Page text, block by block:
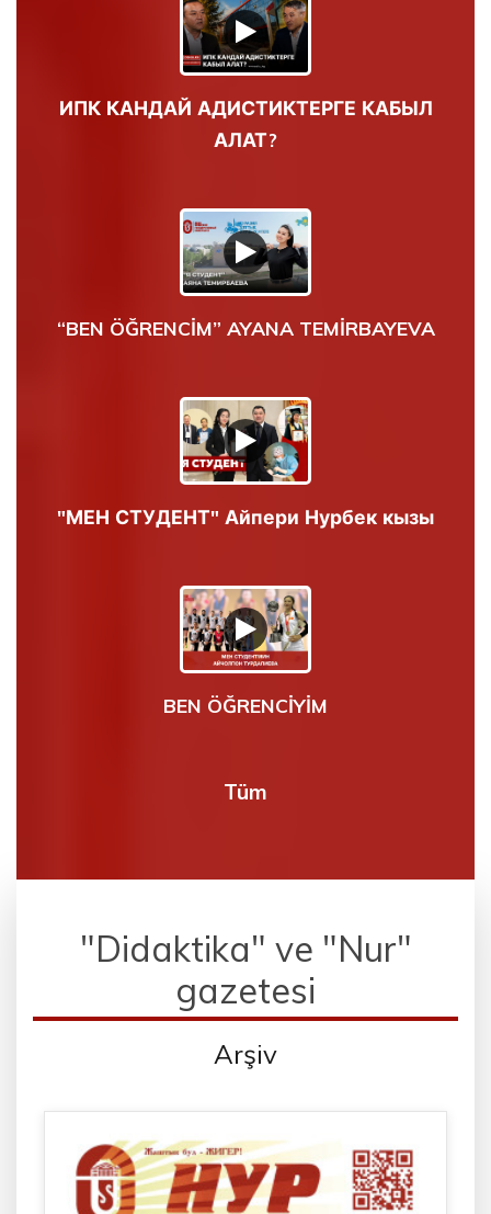
ИПК КАНДАЙ АДИСТИКТЕРГЕ КАБЫЛ
АЛАТ?
“BEN ÖĞRENCİM” AYANA TEMİRBAYEVA
"МЕН СТУДЕНТ" Айпери Нурбек кызы
BEN ÖĞRENCİYİM
Tüm
"Didaktika" ve "Nur"
gazetesi
Arşiv